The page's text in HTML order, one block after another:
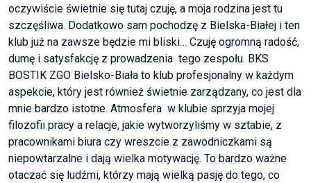
oczywiście świetnie się tutaj czuję, a moja rodzina jest tu
szczęśliwa. Dodatkowo sam pochodzę z Bielska-Białej i ten
klub już na zawsze będzie mi bliski… Czuję ogromną radość,
dumę i satysfakcję z prowadzenia tego zespołu. BKS
BOSTIK ZGO Bielsko-Biała to klub profesjonalny w każdym
aspekcie, który jest również świetnie zarządzany, co jest dla
mnie bardzo istotne. Atmosfera w klubie sprzyja mojej
filozofii pracy a relacje, jakie wytworzyliśmy w sztabie, z
pracownikami biura czy wreszcie z zawodniczkami są
niepowtarzalne i dają wielka motywację. To bardzo ważne
otaczać się ludźmi, którzy mają wielką pasję do tego, co